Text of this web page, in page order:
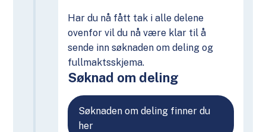
Har du nå fått tak i alle delene
ovenfor vil du nå være klar til å
sende inn søknaden om deling og
fullmaktsskjema.
Søknad om deling
Søknaden om deling finner du
her